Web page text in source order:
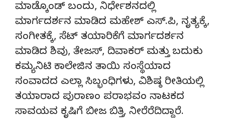
ಮಾಡ್ಕೊಂಡ್ ಬಂದು, ನಿರ್ಧೇಶನದಲ್ಲಿ
ಮಾರ್ಗದರ್ಶನ ಮಾಡಿದ ಮಹೇಶ್ ಎಸ್.ಪಿ, ನೃತ್ಯಕ್ಕೆ,
ಸಂಗೀತಕ್ಕೆ, ಸೆಟ್ ತಯಾರಿಕೆಗೆ ಮಾರ್ಗದರ್ಶನ
ಮಾಡಿದ ಶಿವು, ತೇಜಸ್, ದಿವಾಕರ್ ಮತ್ತು ಬದುಕು
ಕಮ್ಯನಿಟಿ ಕಾಲೇಜಿನ ತಾಯಿ ಸಂಸ್ಥೆಯಾದ
ಸಂವಾದದ ಎಲ್ಲಾ ಸಿಬ್ಭಂಧಿಗಳು, ವಿಶಿಷ್ಠ ರೀತಿಯಲ್ಲಿ
ತಯಾರಾದ ಪುರಾಣಂ ಪರಾಭವಂ ನಾಟಕದ
ಸಾವಯವ ಕೃಷಿಗೆ ಬೀಜ ಬಿತ್ತಿ, ನೀರೆರೆದಿದ್ದಾರೆ.